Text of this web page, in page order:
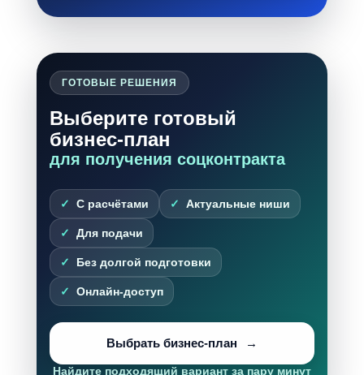
ГОТОВЫЕ РЕШЕНИЯ
Выберите готовый
бизнес-план
для получения соцконтракта
С расчётами Актуальные ниши
Для подачи
Без долгой подготовки
Онлайн-доступ
Выбрать бизнес-план
Найдите подходящий вариант за пару минут